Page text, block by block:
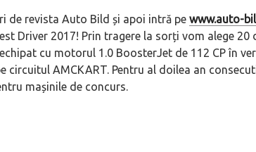
de revista Auto Bild și apoi intră pe www.auto-
Driver 2017! Prin tragere la sorți vom alege
cu motorul 1.0 BoosterJet de 112 CP în
circuitul AMCKART. Pentru al doilea an
mașinile de concurs.